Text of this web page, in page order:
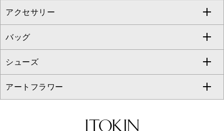
ベスト・ジレ
パーカー
タンクトップ・キャミソール
スウェット・ジャージー
その他のワンピース・ドレス
ハーフ・ショート丈パンツ
サロペット・オールインワン
その他のパンツ
ミモレ丈スカート
ショート・ミニ丈スカート
その他のスカート
ノーカラージャケット
セットアップ
セットアップジャケット
セットアップパンツ
トレンチコート
ピーコート
ダッフルコート
チェスターコート
すべてのグッズ・小物
マスク
ストール・マフラー・スヌード
ベルト・サスペンダー
アクセサリー
すべてのアクセサリー
ネックレス
ピアス・イヤリング
バッグ
すべてのバッグ
トートバッグ
シューズ
すべてのシューズ
アートフラワー